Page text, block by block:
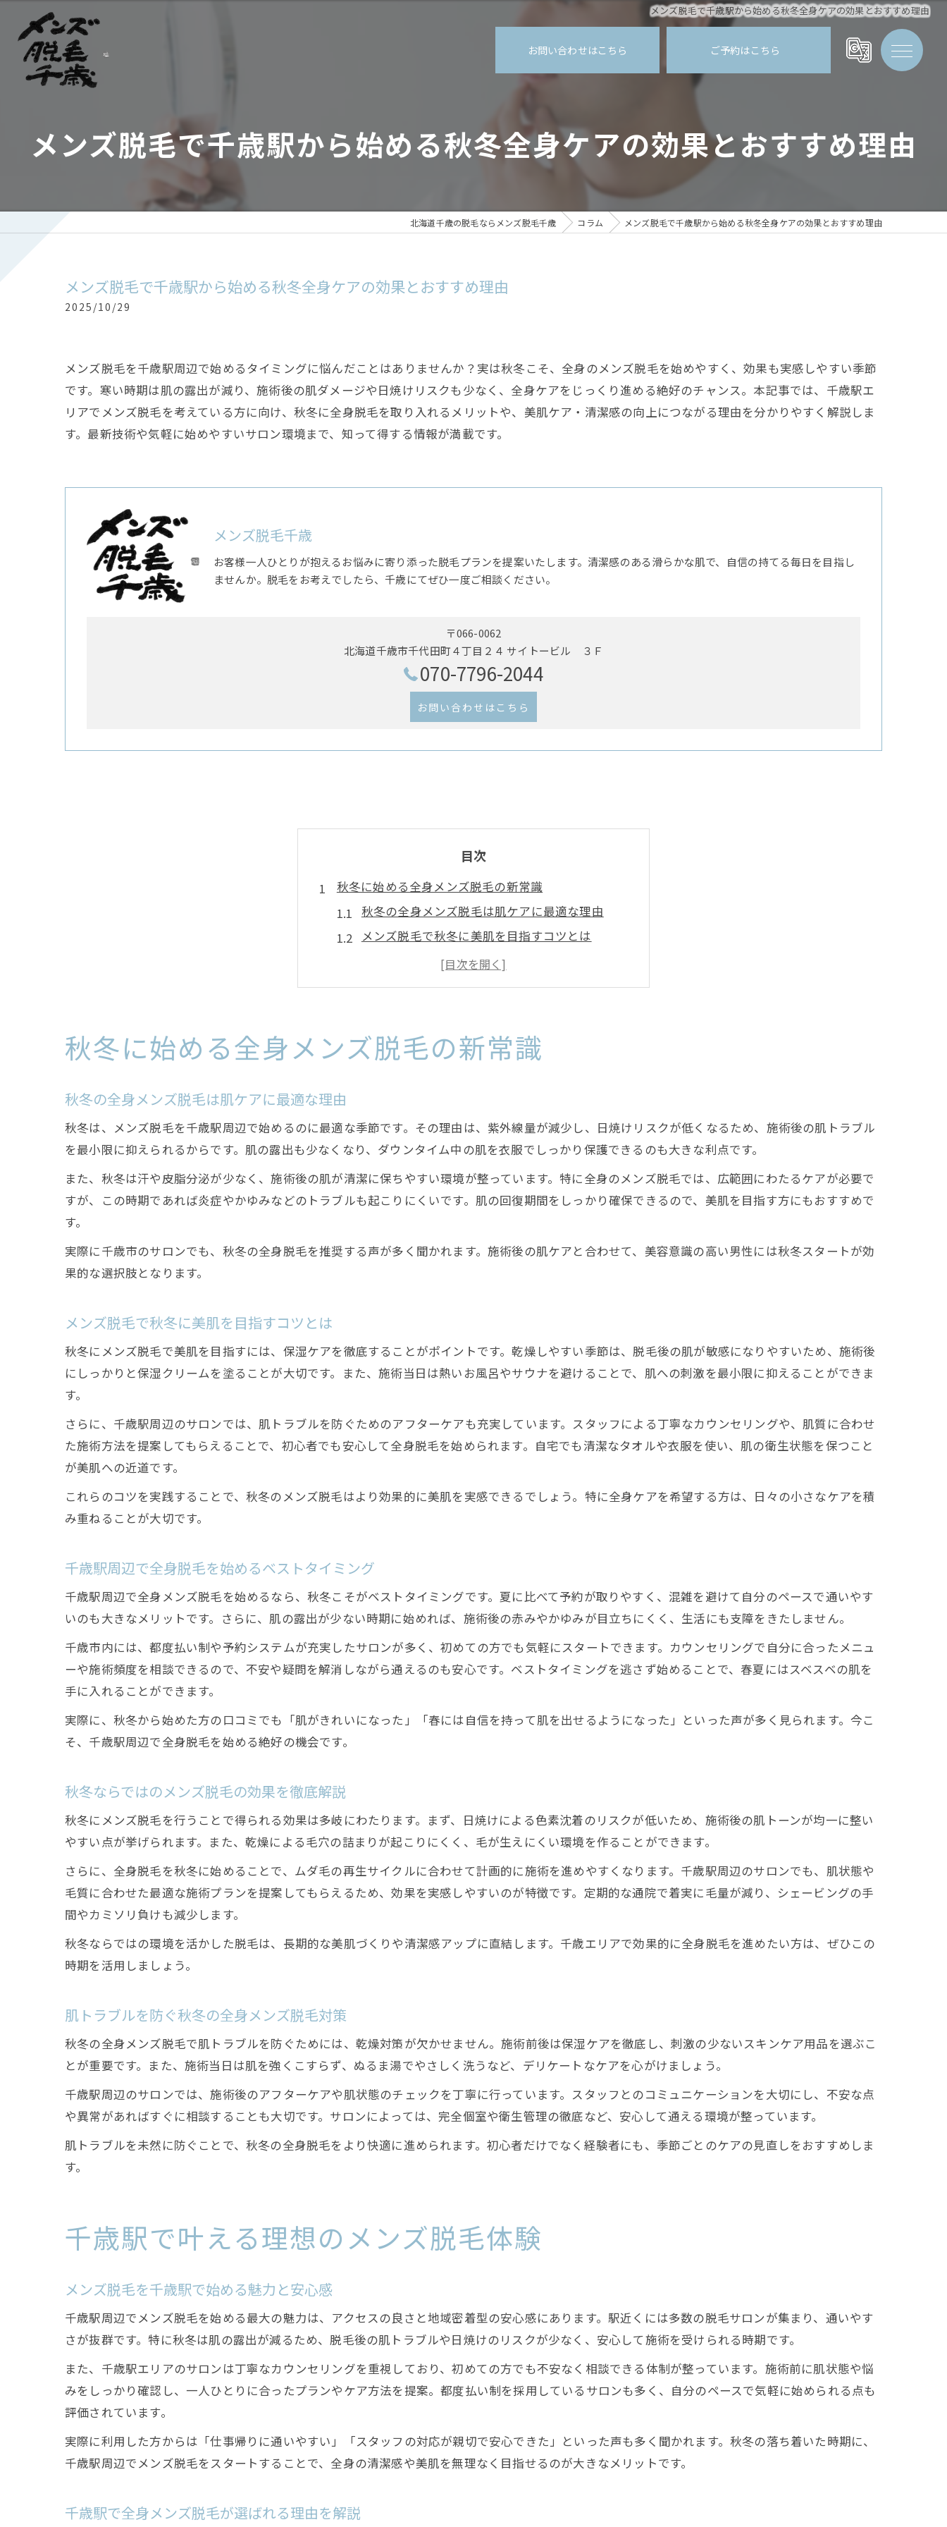
メンズ脱毛で千歳駅から始める秋冬全身ケアの効果とおすすめ理由
お問い合わせはこちら ご予約はこちら
メンズ脱毛で千歳駅から始める秋冬全身ケアの効果とおすすめ理由
北海道千歳の脱毛ならメンズ脱毛千歳 コラム メンズ脱毛で千歳駅から始める秋冬全身ケアの効果とおすすめ理由
メンズ脱毛で千歳駅から始める秋冬全身ケアの効果とおすすめ理由
2025/10/29
メンズ脱毛を千歳駅周辺で始めるタイミングに悩んだことはありませんか？実は秋冬こそ、全身のメンズ脱毛を始めやすく、効果も実感しやすい季節
です。寒い時期は肌の露出が減り、施術後の肌ダメージや日焼けリスクも少なく、全身ケアをじっくり進める絶好のチャンス。本記事では、千歳駅エ
リアでメンズ脱毛を考えている方に向け、秋冬に全身脱毛を取り入れるメリットや、美肌ケア・清潔感の向上につながる理由を分かりやすく解説しま
す。最新技術や気軽に始めやすいサロン環境まで、知って得する情報が満載です。
メンズ脱毛千歳
お客様一人ひとりが抱えるお悩みに寄り添った脱毛プランを提案いたします。清潔感のある滑らかな肌で、自信の持てる毎日を目指し
ませんか。脱毛をお考えでしたら、千歳にてぜひ一度ご相談ください。
〒066-0062
北海道千歳市千代田町４丁目２４ サイトービル ３Ｆ
070-7796-2044
お問い合わせはこちら
目次
秋冬に始める全身メンズ脱毛の新常識
秋冬の全身メンズ脱毛は肌ケアに最適な理由
メンズ脱毛で秋冬に美肌を目指すコツとは
千歳駅周辺で全身脱毛を始めるベストタイミング
秋冬ならではのメンズ脱毛の効果を徹底解説
千歳駅で叶える理想のメンズ脱毛体験
メンズ脱毛を千歳駅で始める魅力と安心感
初めてでも安心の千歳駅メンズ脱毛サロン体験
メンズ脱毛で千歳駅の通いやすさを実感しよう
全身脱毛なら秋冬に取り組む理由とは
秋冬に全身メンズ脱毛を選ぶべき最大の理由
秋冬の全身メンズ脱毛で美肌を守るポイント
メンズ脱毛が全身の美肌づくりに役立つ理由
脱毛後のスキンケアで美肌効果を実感しよう
美肌を目指すなら秋冬の全身メンズ脱毛が最適
メンズ脱毛で肌荒れ対策と清潔感を両立する方法
プロのメンズ脱毛とセルフ脱毛の違いとは
千歳市のセルフ脱毛とプロの違いを比較しよう
メンズ脱毛でセルフケアより高い効果を実感
最新技術で痛みを抑えた脱毛方法を紹介
メンズ脱毛の最新技術で痛みを軽減する仕組み
全身脱毛でも安心な最新脱毛機器の特徴
千歳駅周辺で体験できる最新メンズ脱毛方法
秋冬に始める全身メンズ脱毛の新常識
秋冬の全身メンズ脱毛は肌ケアに最適な理由
秋冬は、メンズ脱毛を千歳駅周辺で始めるのに最適な季節です。その理由は、紫外線量が減少し、日焼けリスクが低くなるため、施術後の肌トラブル
を最小限に抑えられるからです。肌の露出も少なくなり、ダウンタイム中の肌を衣服でしっかり保護できるのも大きな利点です。
また、秋冬は汗や皮脂分泌が少なく、施術後の肌が清潔に保ちやすい環境が整っています。特に全身のメンズ脱毛では、広範囲にわたるケアが必要で
すが、この時期であれば炎症やかゆみなどのトラブルも起こりにくいです。肌の回復期間をしっかり確保できるので、美肌を目指す方にもおすすめで
す。
実際に千歳市のサロンでも、秋冬の全身脱毛を推奨する声が多く聞かれます。施術後の肌ケアと合わせて、美容意識の高い男性には秋冬スタートが効
果的な選択肢となります。
メンズ脱毛で秋冬に美肌を目指すコツとは
秋冬にメンズ脱毛で美肌を目指すには、保湿ケアを徹底することがポイントです。乾燥しやすい季節は、脱毛後の肌が敏感になりやすいため、施術後
にしっかりと保湿クリームを塗ることが大切です。また、施術当日は熱いお風呂やサウナを避けることで、肌への刺激を最小限に抑えることができま
す。
さらに、千歳駅周辺のサロンでは、肌トラブルを防ぐためのアフターケアも充実しています。スタッフによる丁寧なカウンセリングや、肌質に合わせ
た施術方法を提案してもらえることで、初心者でも安心して全身脱毛を始められます。自宅でも清潔なタオルや衣服を使い、肌の衛生状態を保つこと
が美肌への近道です。
これらのコツを実践することで、秋冬のメンズ脱毛はより効果的に美肌を実感できるでしょう。特に全身ケアを希望する方は、日々の小さなケアを積
み重ねることが大切です。
千歳駅周辺で全身脱毛を始めるベストタイミング
千歳駅周辺で全身メンズ脱毛を始めるなら、秋冬こそがベストタイミングです。夏に比べて予約が取りやすく、混雑を避けて自分のペースで通いやす
いのも大きなメリットです。さらに、肌の露出が少ない時期に始めれば、施術後の赤みやかゆみが目立ちにくく、生活にも支障をきたしません。
千歳市内には、都度払い制や予約システムが充実したサロンが多く、初めての方でも気軽にスタートできます。カウンセリングで自分に合ったメニュ
ーや施術頻度を相談できるので、不安や疑問を解消しながら通えるのも安心です。ベストタイミングを逃さず始めることで、春夏にはスベスベの肌を
手に入れることができます。
実際に、秋冬から始めた方の口コミでも「肌がきれいになった」「春には自信を持って肌を出せるようになった」といった声が多く見られます。今こ
そ、千歳駅周辺で全身脱毛を始める絶好の機会です。
秋冬ならではのメンズ脱毛の効果を徹底解説
秋冬にメンズ脱毛を行うことで得られる効果は多岐にわたります。まず、日焼けによる色素沈着のリスクが低いため、施術後の肌トーンが均一に整い
やすい点が挙げられます。また、乾燥による毛穴の詰まりが起こりにくく、毛が生えにくい環境を作ることができます。
さらに、全身脱毛を秋冬に始めることで、ムダ毛の再生サイクルに合わせて計画的に施術を進めやすくなります。千歳駅周辺のサロンでも、肌状態や
毛質に合わせた最適な施術プランを提案してもらえるため、効果を実感しやすいのが特徴です。定期的な通院で着実に毛量が減り、シェービングの手
間やカミソリ負けも減少します。
秋冬ならではの環境を活かした脱毛は、長期的な美肌づくりや清潔感アップに直結します。千歳エリアで効果的に全身脱毛を進めたい方は、ぜひこの
時期を活用しましょう。
肌トラブルを防ぐ秋冬の全身メンズ脱毛対策
秋冬の全身メンズ脱毛で肌トラブルを防ぐためには、乾燥対策が欠かせません。施術前後は保湿ケアを徹底し、刺激の少ないスキンケア用品を選ぶこ
とが重要です。また、施術当日は肌を強くこすらず、ぬるま湯でやさしく洗うなど、デリケートなケアを心がけましょう。
千歳駅周辺のサロンでは、施術後のアフターケアや肌状態のチェックを丁寧に行っています。スタッフとのコミュニケーションを大切にし、不安な点
や異常があればすぐに相談することも大切です。サロンによっては、完全個室や衛生管理の徹底など、安心して通える環境が整っています。
肌トラブルを未然に防ぐことで、秋冬の全身脱毛をより快適に進められます。初心者だけでなく経験者にも、季節ごとのケアの見直しをおすすめしま
す。
千歳駅で叶える理想のメンズ脱毛体験
メンズ脱毛を千歳駅で始める魅力と安心感
千歳駅周辺でメンズ脱毛を始める最大の魅力は、アクセスの良さと地域密着型の安心感にあります。駅近くには多数の脱毛サロンが集まり、通いやす
さが抜群です。特に秋冬は肌の露出が減るため、脱毛後の肌トラブルや日焼けのリスクが少なく、安心して施術を受けられる時期です。
また、千歳駅エリアのサロンは丁寧なカウンセリングを重視しており、初めての方でも不安なく相談できる体制が整っています。施術前に肌状態や悩
みをしっかり確認し、一人ひとりに合ったプランやケア方法を提案。都度払い制を採用しているサロンも多く、自分のペースで気軽に始められる点も
評価されています。
実際に利用した方からは「仕事帰りに通いやすい」「スタッフの対応が親切で安心できた」といった声も多く聞かれます。秋冬の落ち着いた時期に、
千歳駅周辺でメンズ脱毛をスタートすることで、全身の清潔感や美肌を無理なく目指せるのが大きなメリットです。
千歳駅で全身メンズ脱毛が選ばれる理由を解説